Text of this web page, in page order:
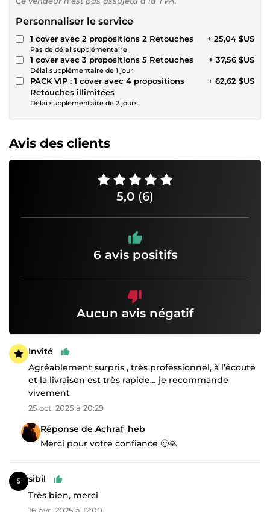
Personnaliser le service
1 cover avec 2 propositions 2 Retouches
Pas de délai supplémentaire
+ 25,04 $US
1 cover avec 3 propositions 5 Retouches
Délai supplémentaire de 1 jour
+ 37,56 $US
PACK VIP : 1 cover avec 4 propositions
Retouches illimitées
Délai supplémentaire de 2 jours
+ 62,62 $US
Avis des clients
5,0 (6)
6 avis positifs
Aucun avis négatif
Invité
Agréablement surpris , très professionnel, à l’écoute
et la livraison est très rapide… je recommande
vivement
25 oct. 2025 à 20:29
Réponse de Achraf_heb
Merci pour votre confiance 🙂🙏
sibil
Très bien, merci